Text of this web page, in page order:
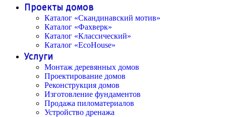
Проекты домов
Каталог «Скандинавский мотив»
Каталог «Фахверк»
Каталог «Классический»
Каталог «EcoHouse»
Услуги
Монтаж деревянных домов
Проектирование домов
Реконструкция домов
Изготовление фундаментов
Продажа пиломатериалов
Устройство дренажа